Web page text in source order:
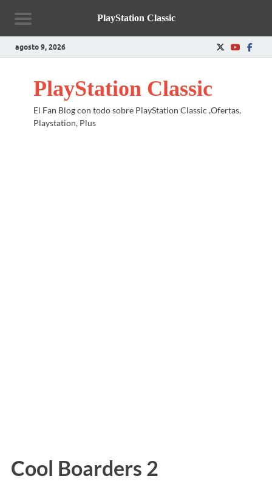
agosto 9, 2026
PlayStation Classic
El Fan Blog con todo sobre PlayStation Classic ,Ofertas,
Playstation, Plus
Cool Boarders 2
PlayStation Classic